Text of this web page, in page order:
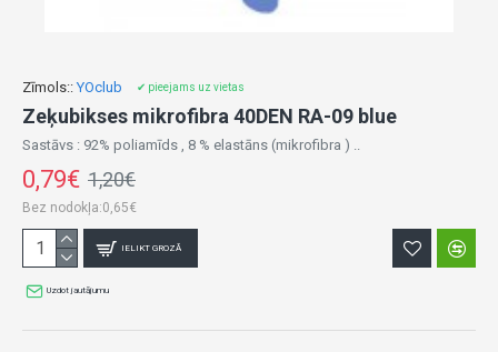
Zīmols:: YOclub ✔ pieejams uz vietas
Zeķubikses mikrofibra 40DEN RA-09 blue
Sastāvs : 92% poliamīds , 8 % elastāns (mikrofibra ) ..
0,79€ 1,20€
Bez nodokļa:0,65€
IELIKT GROZĀ
Uzdot jautājumu